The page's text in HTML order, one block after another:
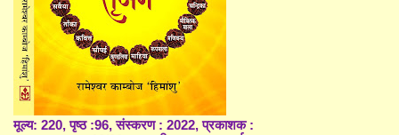
मूल्य: 220, पृष्ठ :96, संस्करण : 2022, प्रकाशक :